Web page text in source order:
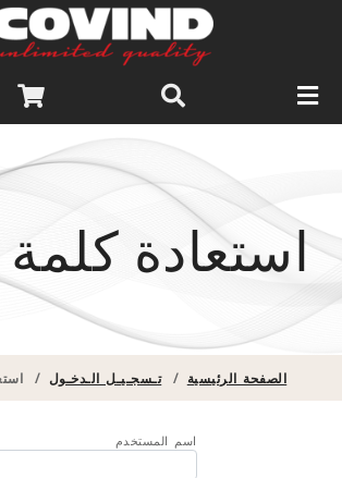
استعادة
الصفحة الرئيسية / تـسجـيـل الـدخـول /
اسم المستخدم